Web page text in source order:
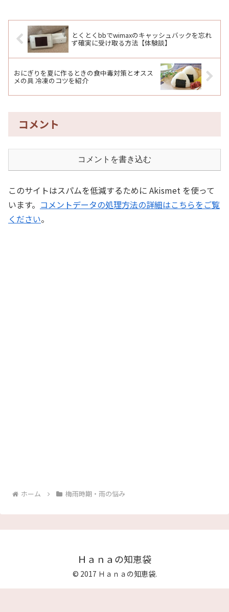
とくとくbbでwimaxのキャッシュバックを忘れ
ず確実に受け取る方法【体験談】
おにぎりを夏に作るときの食中毒対策とオスス
メの具 冷凍のコツを紹介
コメント
コメントを書き込む
このサイトはスパムを低減するために Akismet を使って
います。 コメントデータの処理方法の詳細はこちらをご覧
ください。
ホーム 梅雨時期・雨の悩み
Ｈａｎａの知恵袋
© 2017 Ｈａｎａの知恵袋.